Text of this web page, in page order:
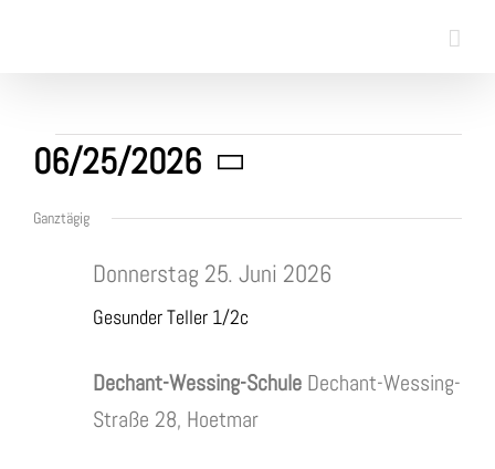
Veranstaltungen
für
25.
Juni
2026
06/25/2026
Datum
wählen.
Ganztägig
Gesunder Teller 1/2c
Donnerstag 25. Juni 2026
Dechant-Wessing-Schule Dechant-Wessing-
Straße 28, Hoetmar